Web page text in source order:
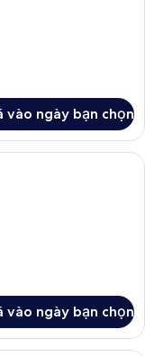
vào ngày bạn chọn
cao cấp, minibar, két
vào ngày bạn chọn